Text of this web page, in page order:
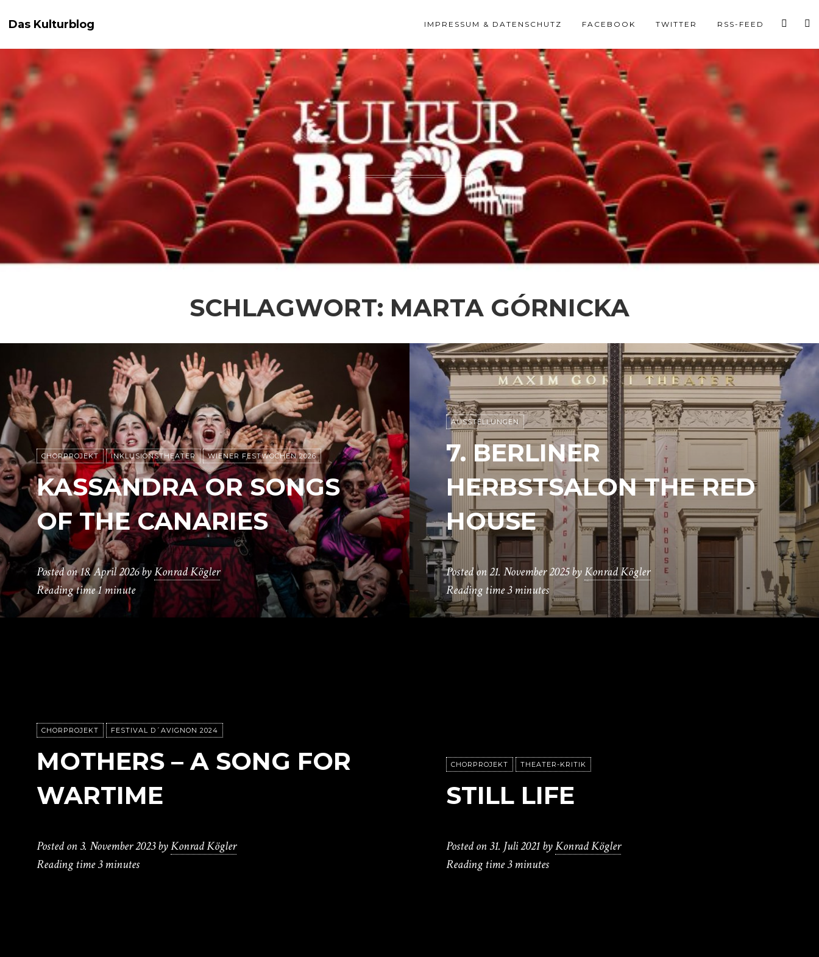
Das Kulturblog IMPRESSUM & DATENSCHUTZ FACEBOOK TWITTER RSS-FEED
SCHLAGWORT: MARTA GÓRNICKA
CHORPROJEKT INKLUSIONSTHEATER WIENER FESTWOCHEN 2026
KASSANDRA OR SONGS
OF THE CANARIES
Posted on18. April 2026byKonrad Kögler
Reading time1 minute
AUSSTELLUNGEN
7. BERLINER
HERBSTSALON THE RED
HOUSE
Posted on21. November 2025byKonrad Kögler
Reading time3 minutes
CHORPROJEKT FESTIVAL D´AVIGNON 2024
MOTHERS – A SONG FOR
WARTIME
Posted on3. November 2023byKonrad Kögler
Reading time3 minutes
CHORPROJEKT THEATER-KRITIK
STILL LIFE
Posted on31. Juli 2021byKonrad Kögler
Reading time3 minutes